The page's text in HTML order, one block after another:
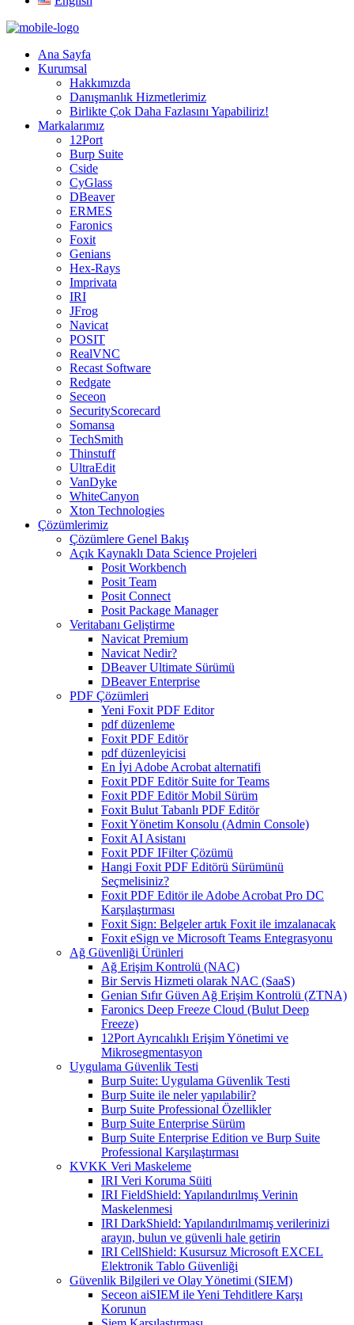
Ana Sayfa
Kurumsal
Hakkımızda
Danışmanlık Hizmetlerimiz
Birlikte Çok Daha Fazlasını Yapabiliriz!
Markalarımız
12Port
Burp Suite
Cside
CyGlass
DBeaver
ERMES
Faronics
Foxit
Genians
Hex-Rays
Imprivata
IRI
JFrog
Navicat
POSIT
RealVNC
Recast Software
Redgate
Seceon
SecurityScorecard
Somansa
TechSmith
Thinstuff
UltraEdit
VanDyke
WhiteCanyon
Xton Technologies
Çözümlerimiz
Çözümlere Genel Bakış
Açık Kaynaklı Data Science Projeleri
Posit Workbench
Posit Team
Posit Connect
Posit Package Manager
Veritabanı Geliştirme
Navicat Premium
Navicat Nedir?
DBeaver Ultimate Sürümü
DBeaver Enterprise
PDF Çözümleri
Yeni Foxit PDF Editor
pdf düzenleme
Foxit PDF Editör
pdf düzenleyicisi
En İyi Adobe Acrobat alternatifi
Foxit PDF Editör Suite for Teams
Foxit PDF Editör Mobil Sürüm
Foxit Bulut Tabanlı PDF Editör
Foxit Yönetim Konsolu (Admin Console)
Foxit AI Asistanı
Foxit PDF IFilter Çözümü
Hangi Foxit PDF Editörü Sürümünü
Seçmelisiniz?
Foxit PDF Editör ile Adobe Acrobat Pro DC
Karşılaştırması
Foxit Sign: Belgeler artık Foxit ile imzalanacak
Foxit eSign ve Microsoft Teams Entegrasyonu
Ağ Güvenliği Ürünleri
Ağ Erişim Kontrolü (NAC)
Bir Servis Hizmeti olarak NAC (SaaS)
Genian Sıfır Güven Ağ Erişim Kontrolü (ZTNA)
Faronics Deep Freeze Cloud (Bulut Deep
Freeze)
12Port Ayrıcalıklı Erişim Yönetimi ve
Mikrosegmentasyon
Uygulama Güvenlik Testi
Burp Suite: Uygulama Güvenlik Testi
Burp Suite ile neler yapılabilir?
Burp Suite Professional Özellikler
Burp Suite Enterprise Sürüm
Burp Suite Enterprise Edition ve Burp Suite
Professional Karşılaştırması
KVKK Veri Maskeleme
IRI Veri Koruma Süiti
IRI FieldShield: Yapılandırılmış Verinin
Maskelenmesi
IRI DarkShield: Yapılandırılmamış verilerinizi
arayın, bulun ve güvenli hale getirin
IRI CellShield: Kusursuz Microsoft EXCEL
Elektronik Tablo Güvenliği
Güvenlik Bilgileri ve Olay Yönetimi (SIEM)
Seceon aiSIEM ile Yeni Tehditlere Karşı
Korunun